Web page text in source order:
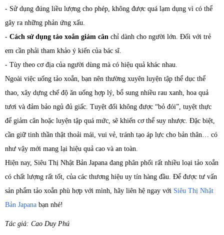
- Sử dụng đúng liều lượng cho phép, không được quá lạm dụng vì có thể
gây ra những phản ứng xấu.
- Cách sử dụng tảo xoắn giảm cân chỉ dành cho người lớn. Đối với trẻ
em cần phải tham khảo ý kiến của bác sĩ.
- Tùy theo cơ địa của người dùng mà có hiệu quả khác nhau.
Ngoài việc uống tảo xoắn, bạn nên thường xuyên luyện tập thể dục thể
thao, xây dựng chế độ ăn uống hợp lý, bổ sung nhiều rau xanh, hoa quả
tươi và đảm bảo ngủ đủ giấc. Tuyệt đối không được “bỏ đói”, tuyệt thực
để giảm cân hoặc luyện tập quá mức, sẽ khiến cơ thể suy nhược. Đặc biệt,
cần giữ tinh thần thật thoải mái, vui vẻ, tránh tạo áp lực cho bản thân… có
như vậy mới mang lại hiệu quả cao và an toàn.
Hiện nay, Siêu Thị Nhật Bản Japana đang phân phối rất nhiều loại tảo xoắn
có chất lượng rất tốt, của các thương hiệu uy tín hàng đầu. Để được tư vấn
sản phẩm tảo xoắn phù hợp với mình, hãy liên hệ ngay với Siêu Thị Nhật
Bản Japana bạn nhé!
Tác giả: Cao Duy Phú